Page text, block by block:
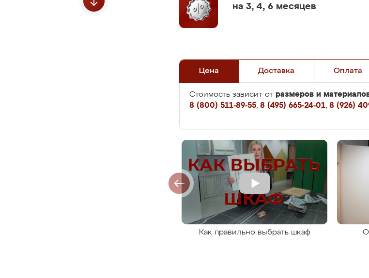
на 3, 4, 6 месяцев
Цена Доставка Оплата
Стоимость зависит от размеров и
8 (800) 511-89-55, 8 (495) 665-24-01, 8 (926)
Как правильно выбрать шкаф